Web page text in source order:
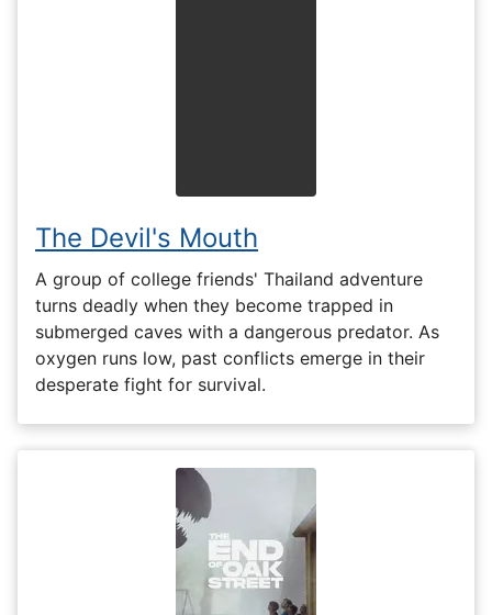
The Devil's Mouth
A group of college friends' Thailand adventure
turns deadly when they become trapped in
submerged caves with a dangerous predator. As
oxygen runs low, past conflicts emerge in their
desperate fight for survival.